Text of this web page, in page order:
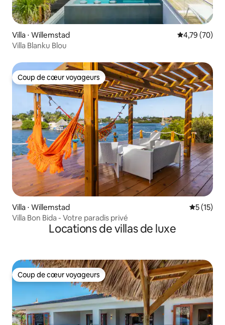
Villa ⋅ Willemstad Évaluation
4,79 (70)
Villa Blanku Blou
Coup de cœur voyageurs
Coup de cœur voyageurs
Villa ⋅ Willemstad
5 (15)
Villa Bon Bida - Votre paradis privé
Locations de villas de luxe
Coup de cœur voyageurs
Coup de cœur voyageurs